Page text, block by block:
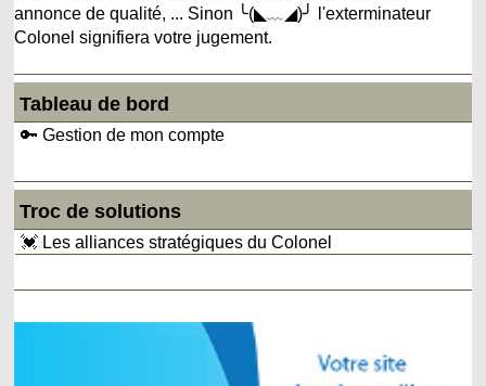
annonce de qualité, ... Sinon ╰(◣﹏◢)╯ l'exterminateur
Colonel signifiera votre jugement.
Tableau de bord
🔑 Gestion de mon compte
Troc de solutions
💓 Les alliances stratégiques du Colonel